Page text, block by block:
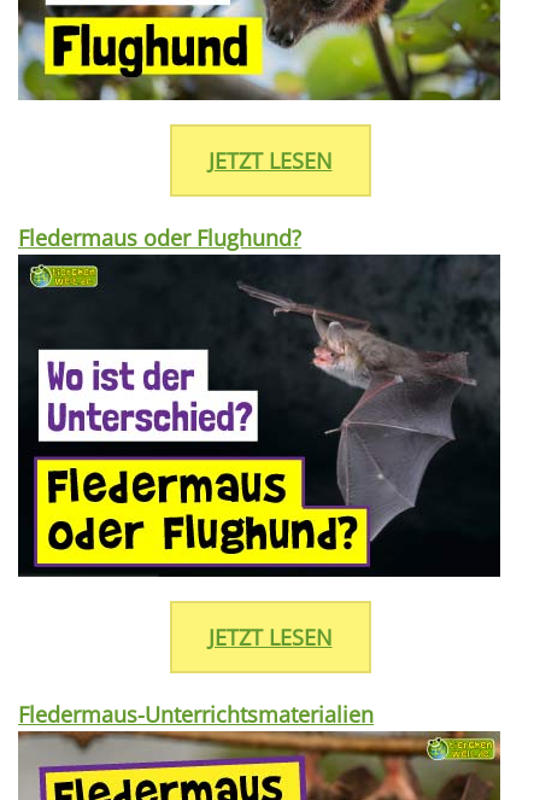
JETZT LESEN
Fledermaus oder Flughund?
JETZT LESEN
Fledermaus-Unterrichtsmaterialien